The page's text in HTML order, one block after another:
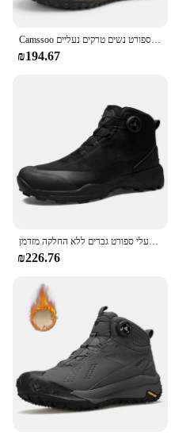
₪194.67
מגפי חורף לגברים לנשימה נעלי הליכה חיצונית מחנאות טרקים נעלי ספורט גברים ללא החלקה מזדמן
₪226.76